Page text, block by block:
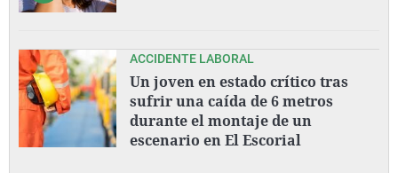
ACCIDENTE LABORAL
Un joven en estado crítico tras
sufrir una caída de 6 metros
durante el montaje de un
escenario en El Escorial